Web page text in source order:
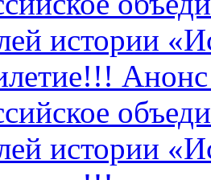
истории
истории